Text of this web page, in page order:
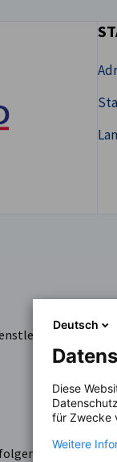
Deutsch
Diese
für Zwecke
Weitere